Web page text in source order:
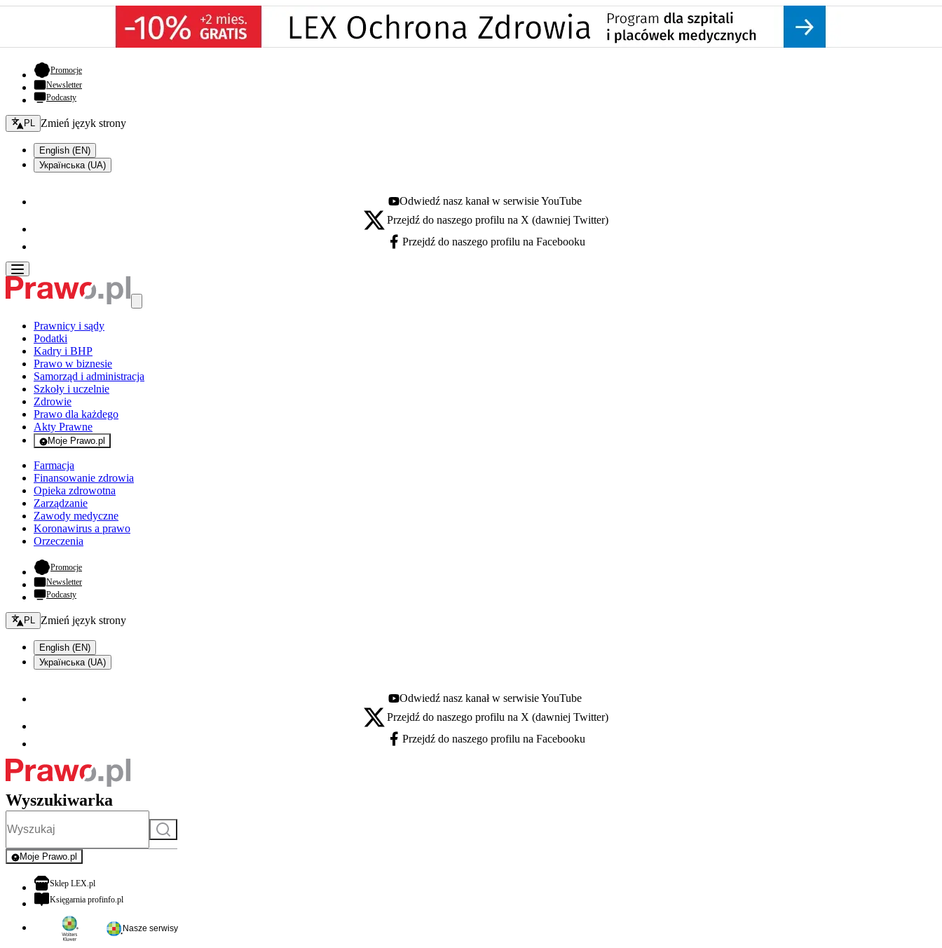
Promocje- otwiera się w nowej karcie
Newsletter
Podcasty
Zmień język - bieżący:
PL Zmień język strony
English (EN)
Українська (UA)
Youtube - otwiera się w nowej karcie
Odwiedź nasz kanał w serwisie YouTube
X - otwiera się w nowej karcie
Przejdź do naszego profilu na X (dawniej Twitter)
Facebook - otwiera się w nowej karcie
Przejdź do naszego profilu na Facebooku
Prawnicy i sądy
Podatki
Kadry i BHP
Prawo w biznesie
Samorząd i administracja
Szkoły i uczelnie
Zdrowie
Prawo dla każdego
Akty Prawne
Moje Prawo.pl
- rejestracja i logowanie do serwisu
Farmacja
Finansowanie zdrowia
Opieka zdrowotna
Zarządzanie
Zawody medyczne
Koronawirus a prawo
Orzeczenia
Promocje- otwiera się w nowej karcie
Newsletter
Podcasty
Zmień język - bieżący:
PL Zmień język strony
English (EN)
Українська (UA)
Youtube - otwiera się w nowej karcie
Odwiedź nasz kanał w serwisie YouTube
X - otwiera się w nowej karcie
Przejdź do naszego profilu na X (dawniej Twitter)
Facebook - otwiera się w nowej karcie
Przejdź do naszego profilu na Facebooku
Wyszukiwarka
Szukaj
Moje Prawo.pl
- rejestracja i logowanie do serwisu
Sklep LEX.plotwiera się w nowej karcie
Księgarnia profinfo.plotwiera się w nowej karcie
Nasze serwisy